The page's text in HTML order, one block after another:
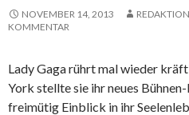
NOVEMBER 14, 2013 REDAKTION
KOMMENTAR
Lady Gaga rührt mal wieder
York stellte sie ihr neues
freimütig Einblick in ihr